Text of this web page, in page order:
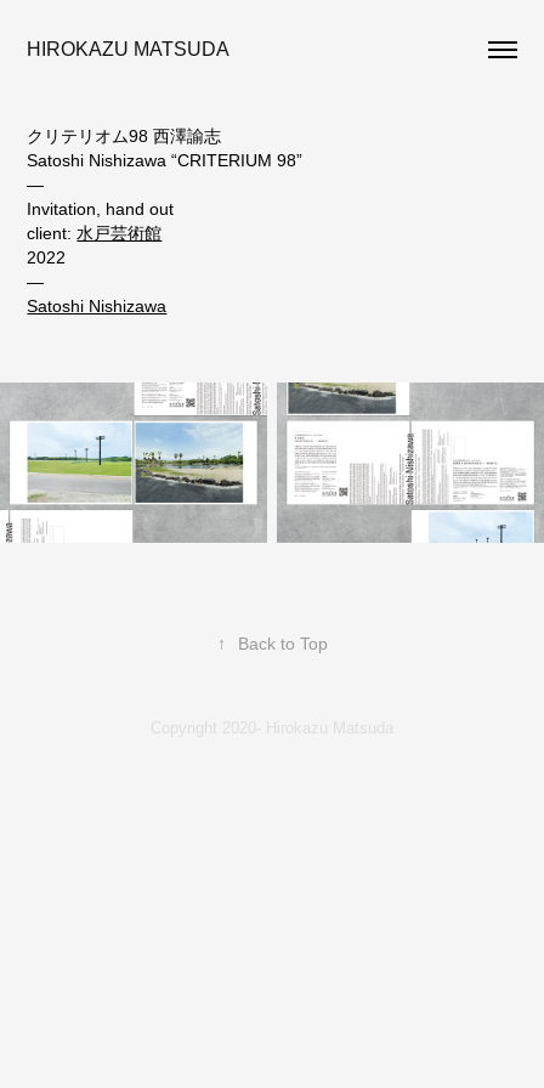
HIROKAZU MATSUDA
クリテリオム98 西澤諭志
Satoshi Nishizawa “CRITERIUM 98”
—
Invitation, hand out
client:水戸芸術館
2022
—
Satoshi Nishizawa
↑ Back to Top
Copyright 2020- Hirokazu Matsuda